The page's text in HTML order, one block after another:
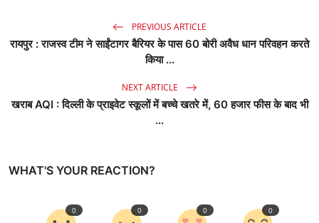
PREVIOUS ARTICLE
रायपुर : राजस्व टीम ने साईंटागर बैरियर के पास 60 बोरी अवैध धान परिवहन करते
किया ...
NEXT ARTICLE
खराब AQI : दिल्ली के प्राइवेट स्कूलों में बच्चे खतरे में, 60 हजार फीस के बाद भी
...
WHAT'S YOUR REACTION?
0 0 0 0